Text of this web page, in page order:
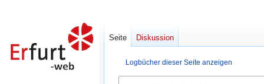
Logbücher dieser Seite anzeigen
Seite Diskussion